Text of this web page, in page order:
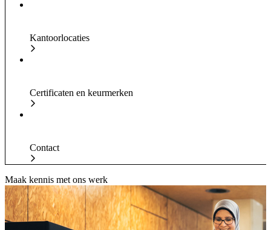
Kantoorlocaties
Certificaten en keurmerken
Contact
Maak kennis met ons werk